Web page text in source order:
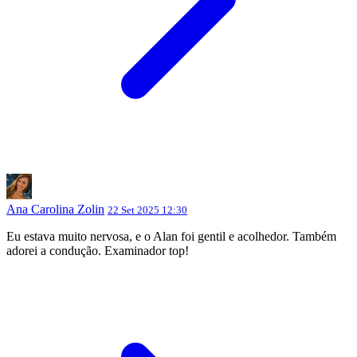
Ana Carolina Zolin 22 Set 2025 12:30
Eu estava muito nervosa, e o Alan foi gentil e acolhedor. Também
adorei a condução. Examinador top!